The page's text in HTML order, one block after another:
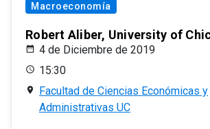
Macroeconomía
Robert Aliber, University of
4 de Diciembre de 2019
15:30
Facultad de Ciencias Económicas y
Administrativas UC